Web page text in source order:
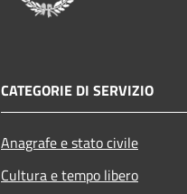
CATEGORIE DI SERVIZIO
Anagrafe e stato civile
Cultura e tempo libero